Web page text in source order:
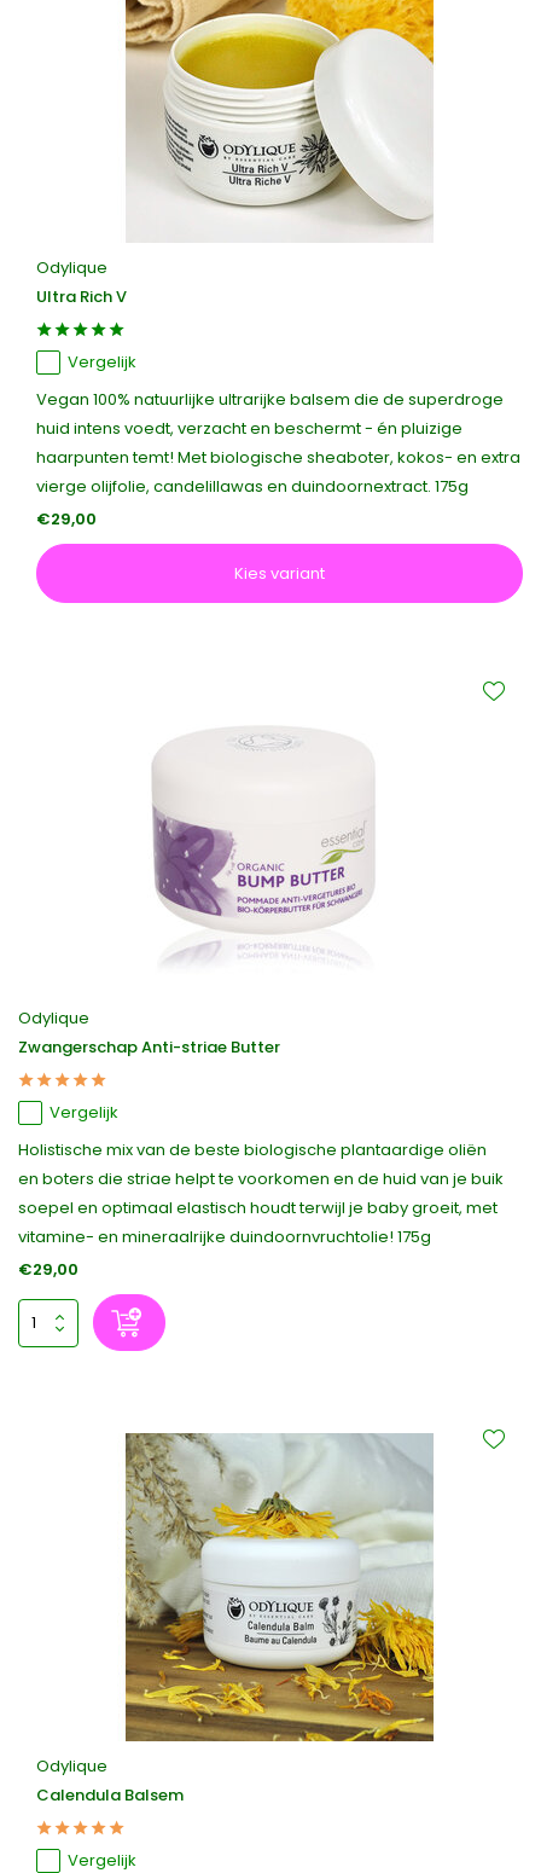
Odylique
Ultra Rich V
Vergelijk
Vegan 100% natuurlijke ultrarijke balsem die de superdroge
huid intens voedt, verzacht en beschermt - én pluizige
haarpunten temt! Met biologische sheaboter, kokos- en extra
vierge olijfolie, candelillawas en duindoornextract. 175g
€29,00
Kies variant
Odylique
Zwangerschap Anti-striae Butter
Vergelijk
Holistische mix van de beste biologische plantaardige oliën
en boters die striae helpt te voorkomen en de huid van je buik
soepel en optimaal elastisch houdt terwijl je baby groeit, met
vitamine- en mineraalrijke duindoornvruchtolie! 175g
€29,00
Odylique
Calendula Balsem
Vergelijk